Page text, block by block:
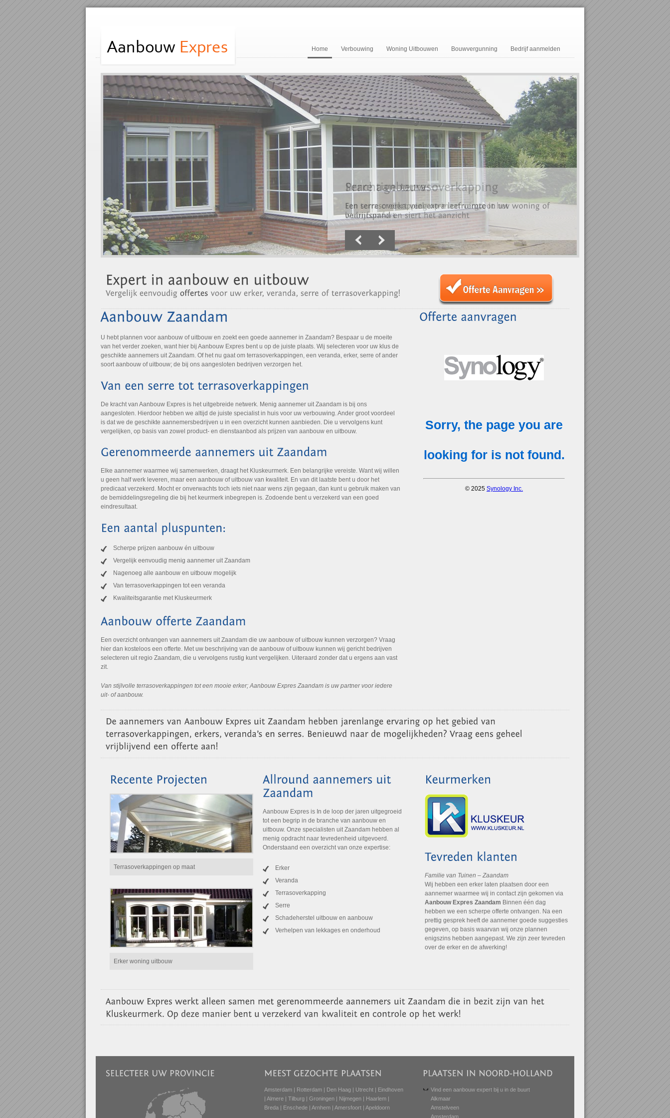
Home Verbouwing Woning Uitbouwen Bouwvergunning Bedrijf aanmelden
U hebt plannen voor aanbouw of uitbouw en zoekt een goede aannemer in Zaandam? Bespaar u de moeite
van het verder zoeken, want hier bij Aanbouw Expres bent u op de juiste plaats. Wij selecteren voor uw klus de
geschikte aannemers uit Zaandam. Of het nu gaat om terrasoverkappingen, een veranda, erker, serre of ander
soort aanbouw of uitbouw; de bij ons aangesloten bedrijven verzorgen het.
De kracht van Aanbouw Expres is het uitgebreide netwerk. Menig aannemer uit Zaandam is bij ons
aangesloten. Hierdoor hebben we altijd de juiste specialist in huis voor uw verbouwing. Ander groot voordeel
is dat we de geschikte aannemersbedrijven u in een overzicht kunnen aanbieden. Die u vervolgens kunt
vergelijken, op basis van zowel product- en dienstaanbod als prijzen van aanbouw en uitbouw.
Elke aannemer waarmee wij samenwerken, draagt het Kluskeurmerk. Een belangrijke vereiste. Want wij willen
u geen half werk leveren, maar een aanbouw of uitbouw van kwaliteit. En van dit laatste bent u door het
predicaat verzekerd. Mocht er onverwachts toch iets niet naar wens zijn gegaan, dan kunt u gebruik maken van
de bemiddelingsregeling die bij het keurmerk inbegrepen is. Zodoende bent u verzekerd van een goed
eindresultaat.
Scherpe prijzen aanbouw én uitbouw
Vergelijk eenvoudig menig aannemer uit Zaandam
Nagenoeg alle aanbouw en uitbouw mogelijk
Van terrasoverkappingen tot een veranda
Kwaliteitsgarantie met Kluskeurmerk
Een overzicht ontvangen van aannemers uit Zaandam die uw aanbouw of uitbouw kunnen verzorgen? Vraag
hier dan kosteloos een offerte. Met uw beschrijving van de aanbouw of uitbouw kunnen wij gericht bedrijven
selecteren uit regio Zaandam, die u vervolgens rustig kunt vergelijken. Uiteraard zonder dat u ergens aan vast
zit.
Van stijlvolle terrasoverkappingen tot een mooie erker; Aanbouw Expres Zaandam is uw partner voor iedere
uit- of aanbouw.
Terrasoverkappingen op maat
Erker woning uitbouw
Aanbouw Expres is In de loop der jaren uitgegroeid
tot een begrip in de branche van aanbouw en
uitbouw. Onze specialisten uit Zaandam hebben al
menig opdracht naar tevredenheid uitgevoerd.
Onderstaand een overzicht van onze expertise:
Erker
Veranda
Terrasoverkapping
Serre
Schadeherstel uitbouw en aanbouw
Verhelpen van lekkages en onderhoud
Familie van Tuinen – Zaandam
Wij hebben een erker laten plaatsen door een
aannemer waarmee wij in contact zijn gekomen via
Aanbouw Expres Zaandam Binnen één dag
hebben we een scherpe offerte ontvangen. Na een
prettig gesprek heeft de aannemer goede suggesties
gegeven, op basis waarvan wij onze plannen
enigszins hebben aangepast. We zijn zeer tevreden
over de erker en de afwerking!
Amsterdam Rotterdam Den Haag Utrecht
Eindhoven
Almere Tilburg Groningen Nijmegen Haarlem
Breda
Enschede Arnhem Amersfoort Apeldoorn
Vind een aanbouw expert bij u in de buurt
Alkmaar
Amstelveen
Amsterdam